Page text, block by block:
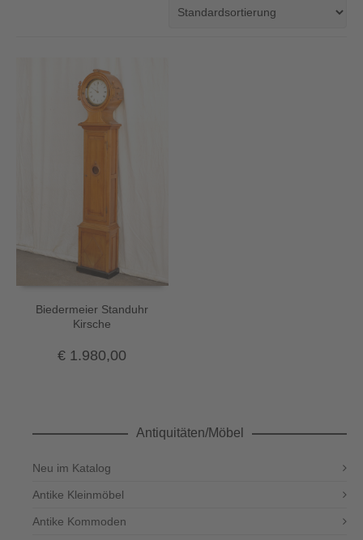
Biedermeier Standuhr
Kirsche
€ 1.980,00
Antiquitäten/Möbel
Neu im Katalog
Antike Kleinmöbel
Antike Kommoden